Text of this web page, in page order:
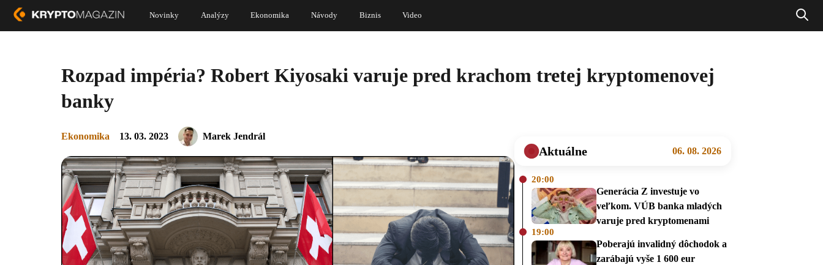
Novinky Analýzy Ekonomika Návody Biznis Video
Rozpad impéria? Robert Kiyosaki varuje pred krachom tretej kryptomenovej
banky
Ekonomika 13. 03. 2023 Marek Jendrál
Aktuálne 06. 08. 2026
20:00
Generácia Z investuje vo
veľkom. VÚB banka mladých
varuje pred kryptomenami
19:00
Poberajú invalidný dôchodok a
zarábajú vyše 1 600 eur